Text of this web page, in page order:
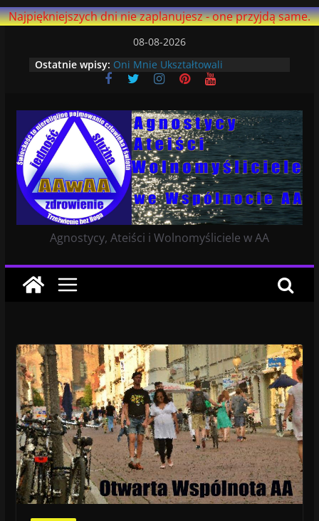
Najpiękniejszych dni nie zaplanujesz - one przyjdą same.
08-08-2026
Ostatnie wpisy: Oni Mnie Ukształtowali
Czekając: Siła Wyższa
Dlaczego lepiej mi się trzeźwieje
bez Boga
Ostatni artykuł na AA Agnostica –
strona ma ponad 14 i pół roku!
Ucząc Się Żyć Na Nowo
Agnostycy, Ateiści i Wolnomyśliciele w AA